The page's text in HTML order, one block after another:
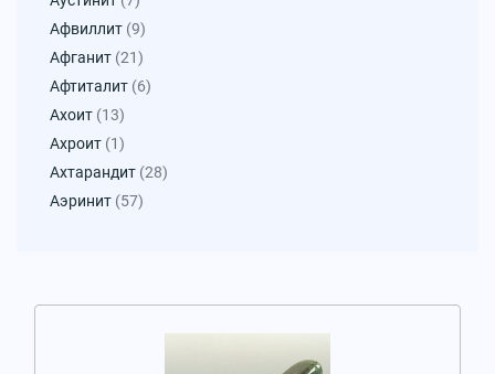
Афвиллит (9)
Афганит (21)
Афтиталит (6)
Ахоит (13)
Ахроит (1)
Ахтарандит (28)
Аэринит (57)